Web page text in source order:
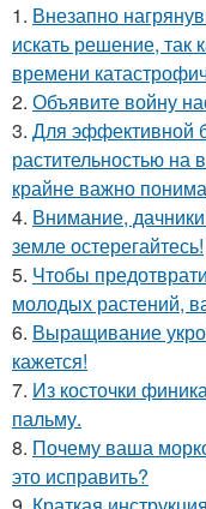
1. Внезапно
искать решение, так
времени
2. Объявите войну
3. Для эффективной
растительностью на
крайне важно
4. Внимание,
земле остерегайтесь!
5. Чтобы
молодых растений,
6. Выращивание
кажется!
7. Из косточки
пальму.
8. Почему ваша
это исправить?